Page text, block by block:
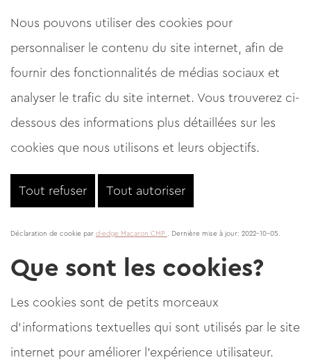
Nous pouvons utiliser des cookies pour
personnaliser le contenu du site internet, afin de
fournir des fonctionnalités de médias sociaux et
analyser le trafic du site internet. Vous trouverez ci-
dessous des informations plus détaillées sur les
cookies que nous utilisons et leurs objectifs.
Tout refuser Tout autoriser
Déclaration de cookie par d-edge Macaron CMP . Dernière mise à jour: 2022-10-05.
Que sont les cookies?
Les cookies sont de petits morceaux
d'informations textuelles qui sont utilisés par le site
internet pour améliorer l'expérience utilisateur.